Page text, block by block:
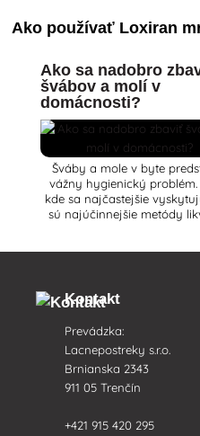
Ako používať Loxiran
Ako sa nadobro
švábov a molí v
domácnosti?
Šváby a mole v byte
vážny hygienický problém.
kde sa najčastejšie
sú najúčinnejšie metódy
Kontakt
Prevádzka:
Lacnepostreky s.r.o.
Brnianska 2343
911 05 Trenčín
+421 915 420 295